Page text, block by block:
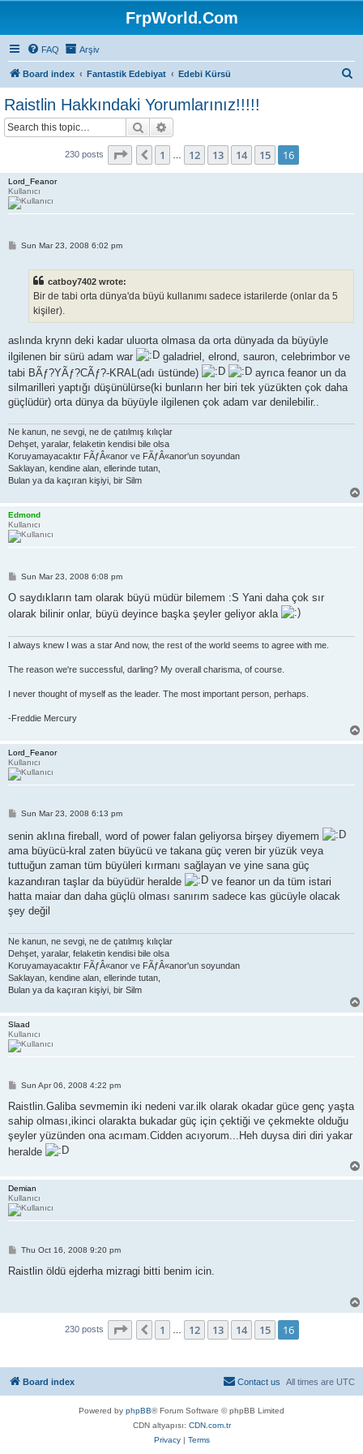
FrpWorld.Com
FAQ Arşiv
Board index Fantastik Edebiyat Edebi Kürsü
Raistlin Hakkındaki Yorumlarınız!!!!!
Search
230 posts Page 16 of 16
Previous
1 12 13 14 15 16
Lord_Feanor
Kullanıcı
PSun Mar 23, 2008 6:02 pm
catboy7402 wrote:
Bir de tabi orta dünya'da büyü kullanımı sadece istarilerde (onlar da 5
kişiler).
aslında krynn deki kadar uluorta olmasa da orta dünyada da büyüyle
ilgilenen bir sürü adam war
galadriel, elrond, sauron, celebrimbor ve
tabi BÃƒ?YÃƒ?CÃƒ?-KRAL(adı üstünde)
ayrıca feanor un da
silmarilleri yaptığı düşünülürse(ki bunların her biri tek yüzükten çok daha
güçlüdür) orta dünya da büyüyle ilgilenen çok adam var denilebilir..
Ne kanun, ne sevgi, ne de çatılmış kılıçlar
Dehşet, yaralar, felaketin kendisi bile olsa
Koruyamayacaktır FÃƒÂ«anor ve FÃƒÂ«anor'un soyundan
Saklayan, kendine alan, ellerinde tutan,
Bulan ya da kaçıran kişiyi, bir Silm
Edmond
Kullanıcı
P
s
Sun Mar 23, 2008 6:08 pm
O saydıkların tam olarak büyü müdür bilemem :S Yani daha çok sır
olarak bilinir onlar, büyü deyince başka şeyler geliyor akla
I always knew I was a star And now, the rest of the world seems to agree with me.
The reason we're successful, darling? My overall charisma, of course.
I never thought of myself as the leader. The most important person, perhaps.
-Freddie Mercury
Lord_Feanor
Kullanıcı
P
t
Sun Mar 23, 2008 6:13 pm
senin aklına fireball, word of power falan geliyorsa birşey diyemem
ama büyücü-kral zaten büyücü ve takana güç veren bir yüzük veya
tuttuğun zaman tüm büyüleri kırmanı sağlayan ve yine sana güç
kazandıran taşlar da büyüdür heralde
ve feanor un da tüm istari
hatta maiar dan daha güçlü olması sanırım sadece kas gücüyle olacak
şey değil
Ne kanun, ne sevgi, ne de çatılmış kılıçlar
Dehşet, yaralar, felaketin kendisi bile olsa
Koruyamayacaktır FÃƒÂ«anor ve FÃƒÂ«anor'un soyundan
Saklayan, kendine alan, ellerinde tutan,
Bulan ya da kaçıran kişiyi, bir Silm
Slaad
Kullanıcı
P
s
Sun Apr 06, 2008 4:22 pm
Raistlin.Galiba sevmemin iki nedeni var.ilk olarak okadar güce genç yaşta
sahip olması,ikinci olarakta bukadar güç için çektiği ve çekmekte olduğu
şeyler yüzünden ona acımam.Cidden acıyorum...Heh duysa diri diri yakar
heralde
Demian
Kullanıcı
P
s
Thu Oct 16, 2008 9:20 pm
Raistlin öldü ejderha mizragi bitti benim icin.
230 posts Page 16 of 16
Previous
1 12 13 14 15 16
Board index All times are UTC
Contact us
Powered by phpBB® Forum Software © phpBB Limited
CDN altyapısı: CDN.com.tr
Privacy| Terms